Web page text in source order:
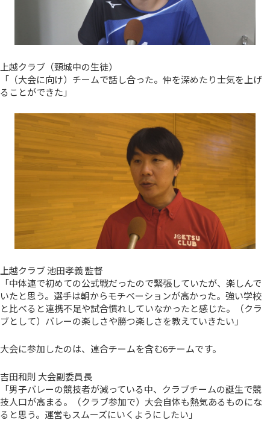
上越クラブ（頸城中の生徒）
「（大会に向け）チームで話し合った。仲を深めたり士気を上げ
ることができた」
上越クラブ 池田孝義 監督
「中体連で初めての公式戦だったので緊張していたが、楽しんで
いたと思う。選手は朝からモチベーションが高かった。強い学校
と比べると連携不足や試合慣れしていなかったと感じた。（クラ
ブとして）バレーの楽しさや勝つ楽しさを教えていきたい」
大会に参加したのは、連合チームを含む6チームです。
吉田和則 大会副委員長
「男子バレーの競技者が減っている中、クラブチームの誕生で競
技人口が高まる。（クラブ参加で）大会自体も熱気あるものにな
ると思う。運営もスムーズにいくようにしたい」